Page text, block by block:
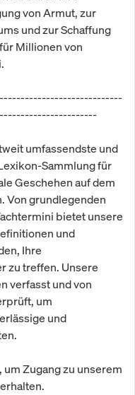
von Armut, zur
und zur Schaffung
Millionen von
umfassendste und
Sammlung für
Geschehen auf dem
Von grundlegenden
bietet unsere
und
Ihre
zu treffen. Unsere
verfasst und von
um
und
Zugang zu unserem